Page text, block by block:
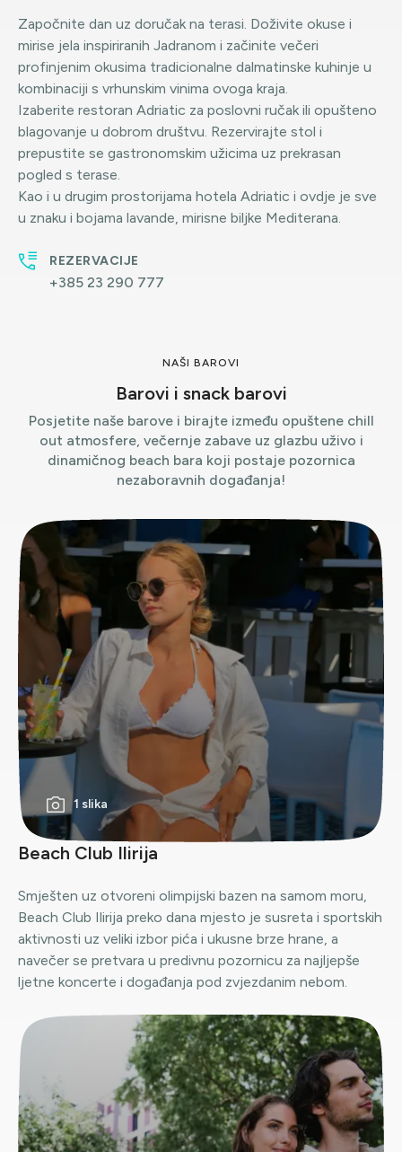
Započnite dan uz doručak na terasi. Doživite okuse i
mirise jela inspiriranih Jadranom i začinite večeri
profinjenim okusima tradicionalne dalmatinske kuhinje u
kombinaciji s vrhunskim vinima ovoga kraja.
Izaberite restoran Adriatic za poslovni ručak ili opušteno
blagovanje u dobrom društvu. Rezervirajte stol i
prepustite se gastronomskim užicima uz prekrasan
pogled s terase.
Kao i u drugim prostorijama hotela Adriatic i ovdje je sve
u znaku i bojama lavande, mirisne biljke Mediterana.
REZERVACIJE
+385 23 290 777
NAŠI BAROVI
Barovi i snack barovi
Posjetite naše barove i birajte između opuštene chill
out atmosfere, večernje zabave uz glazbu uživo i
dinamičnog beach bara koji postaje pozornica
nezaboravnih događanja!
1 slika
Beach Club Ilirija
Smješten uz otvoreni olimpijski bazen na samom moru,
Beach Club Ilirija preko dana mjesto je susreta i sportskih
aktivnosti uz veliki izbor pića i ukusne brze hrane, a
navečer se pretvara u predivnu pozornicu za najljepše
ljetne koncerte i događanja pod zvjezdanim nebom.